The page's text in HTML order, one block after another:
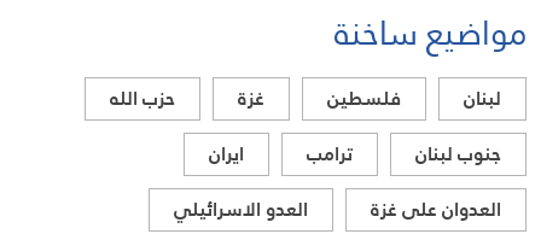
مواضيع ساخنة
لبنان فلسطين غزة
حزب الله
جنوب لبنان
ترامب
ايران
العدوان على غزة
العدو الاسرائيلي